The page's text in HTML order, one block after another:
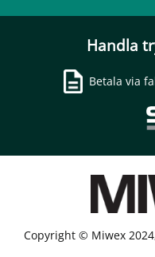
Handla
Betala via
Copyright © Miwex